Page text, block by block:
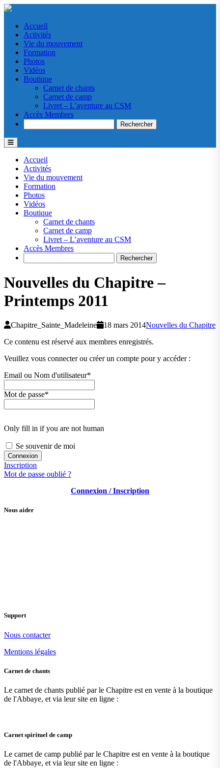
Accueil
Activités
Vie du mouvement
Formation
Photos
Vidéos
Boutique
Carnet de chants
Carnet de camp
Livret – L’aventure au CSM
Accès Membres
Accueil
Activités
Vie du mouvement
Formation
Photos
Vidéos
Boutique
Carnet de chants
Carnet de camp
Livret – L’aventure au CSM
Accès Membres
Nouvelles du Chapitre –
Printemps 2011
Chapitre_Sainte_Madeleine 18 mars 2014Nouvelles du Chapitre
Ce contenu est réservé aux membres enregistrés.
Veuillez vous connecter ou créer un compte pour y accéder :
Email ou Nom d'utilisateur*
Mot de passe*
Only fill in if you are not human
Se souvenir de moi
Inscription
Mot de passe oublié ?
Connexion / Inscription
Nous aider
Support
Nous contacter
Mentions légales
Carnet de chants
Le carnet de chants publié par le Chapitre est en vente à la boutique
de l'Abbaye, et via leur site en ligne :
Carnet spirituel de camp
Le carnet de camp publié par le Chapitre est en vente à la boutique
de l'Abbaye, et via leur site en ligne :